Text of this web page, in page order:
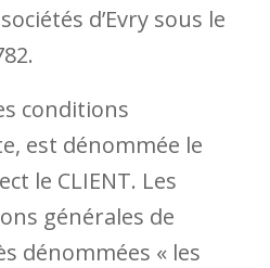
d’Evry sous le
conditions
est dénommée le
le CLIENT. Les
générales de
dénommées « les